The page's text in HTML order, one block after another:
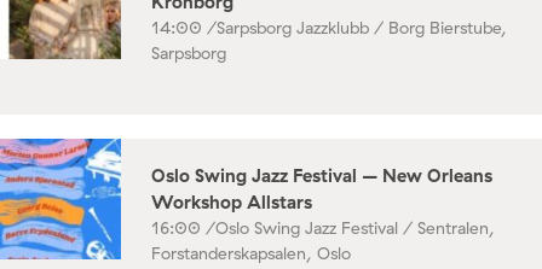
14:00 /Sarpsborg Jazzklubb / Borg Bierstube,
Sarpsborg
Oslo Swing Jazz Festival – New Orleans
Workshop Allstars
16:00 /Oslo Swing Jazz Festival / Sentralen,
Forstanderskapsalen, Oslo